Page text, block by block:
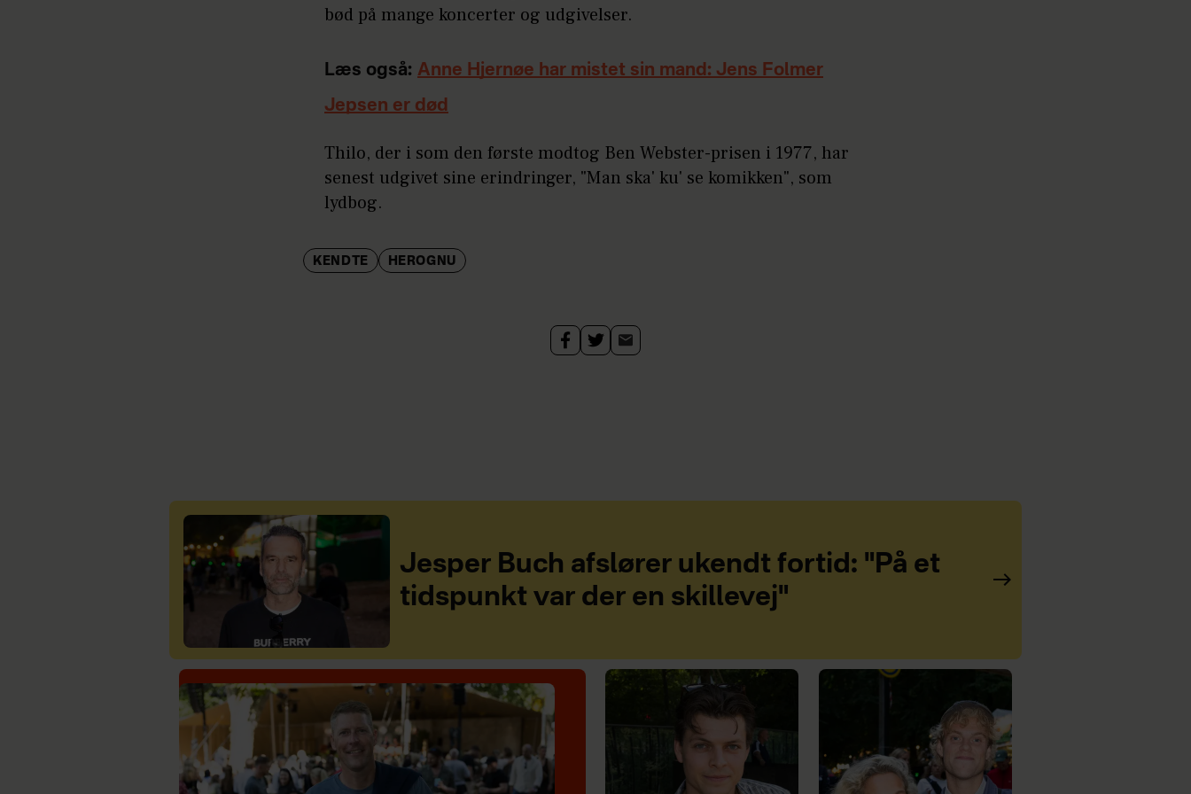
bød på mange koncerter og udgivelser.
Læs også: Anne Hjernøe har mistet sin mand: Jens Folmer
Jepsen er død
Thilo, der i som den første modtog Ben Webster-prisen i 1977, har
senest udgivet sine erindringer, "Man ska' ku' se komikken", som
lydbog.
KENDTE HEROGNU
Jesper Buch afslører ukendt fortid: "På et
tidspunkt var der en skillevej"